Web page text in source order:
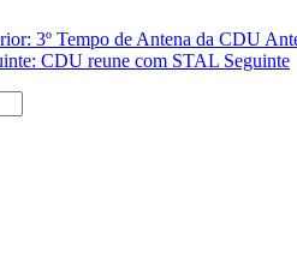
3º Tempo de Antena da CDU
CDU reune com STAL Seguinte